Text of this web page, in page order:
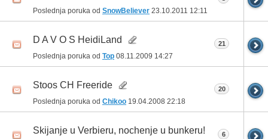
Poslednja poruka od SnowBeliever 23.10.2011 12:11
D A V O S HeidiLand
Poslednja poruka od Top 08.11.2009 14:27
21
Stoos CH Freeride
Poslednja poruka od Chikoo 19.04.2008 22:18
20
Skijanje u Verbieru, nochenje u bunkeru! 6